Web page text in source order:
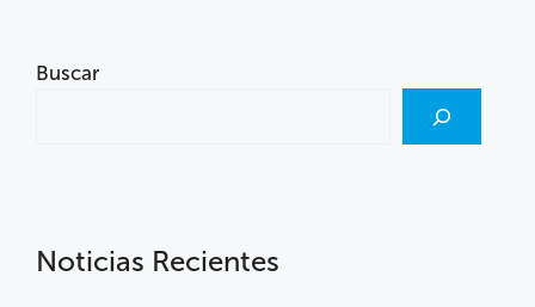
Buscar
Noticias Recientes